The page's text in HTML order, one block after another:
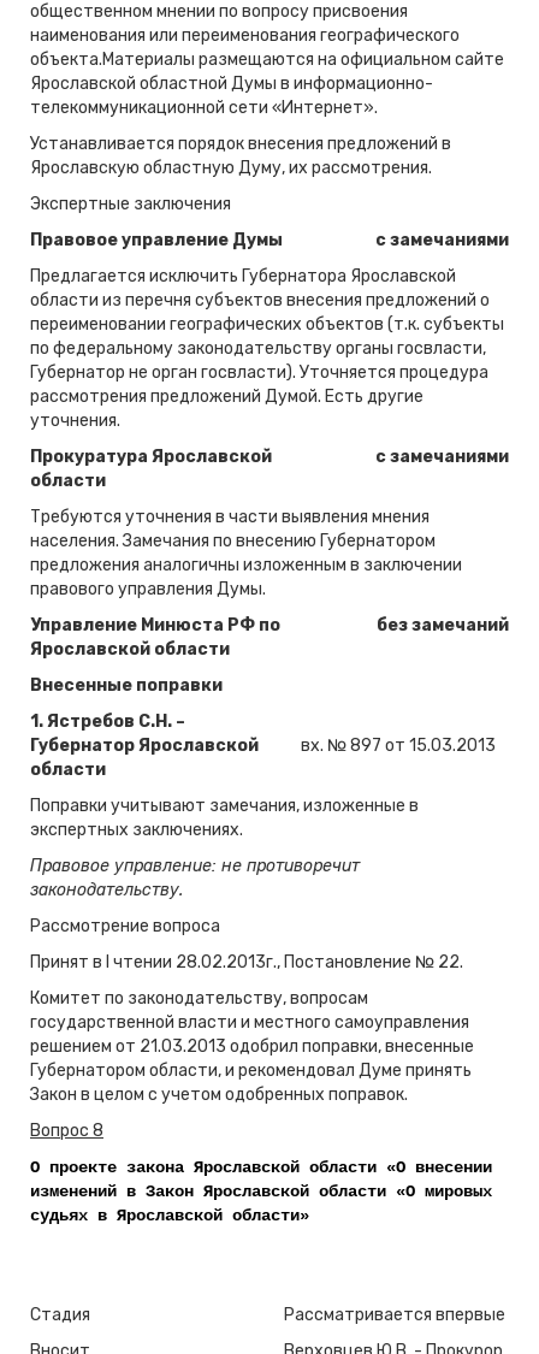
общественном мнении по вопросу присвоения
наименования или переименования географического
объекта.Материалы размещаются на официальном сайте
Ярославской областной Думы в информационно-
телекоммуникационной сети «Интернет».
Устанавливается порядок внесения предложений в
Ярославскую областную Думу, их рассмотрения.
Экспертные заключения
Правовое управление Думы
с замечаниями
Предлагается исключить Губернатора Ярославской
области из перечня субъектов внесения предложений о
переименовании географических объектов (т.к. субъекты
по федеральному законодательству органы госвласти,
Губернатор не орган госвласти). Уточняется процедура
рассмотрения предложений Думой. Есть другие
уточнения.
Прокуратура Ярославской
области
с замечаниями
Требуются уточнения в части выявления мнения
населения. Замечания по внесению Губернатором
предложения аналогичны изложенным в заключении
правового управления Думы.
Управление Минюста РФ по
Ярославской области
без замечаний
Внесенные поправки
1.Ястребов С.Н. –
Губернатор Ярославской
области
вх. № 897 от 15.03.2013
Поправки учитывают замечания, изложенные в
экспертных заключениях.
Правовое управление: не противоречит
законодательству.
Рассмотрение вопроса
Принят в I чтении 28.02.2013г., Постановление № 22.
Комитет по законодательству, вопросам
государственной власти и местного самоуправления
решением от 21.03.2013 одобрил поправки, внесенные
Губернатором области, и рекомендовал Думе принять
Закон в целом с учетом одобренных поправок.
Вопрос 8
О проекте закона Ярославской области «О внесении
изменений в Закон Ярославской области «О мировых
судьях в Ярославской области»
Стадия
Рассматривается впервые